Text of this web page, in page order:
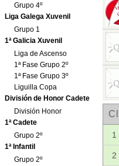
Grupo 4º
Liga Galega Xuvenil
Grupo 1
1ª Galicia Xuvenil
Liga de Ascenso
1ª Fase Grupo 2º
1ª Fase Grupo 3º
Liguilla Copa
División de Honor Cadete
División Honor
1ª Cadete
Grupo 2º
1ª Infantil
Grupo 2º